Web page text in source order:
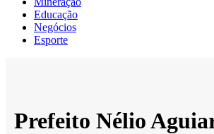
Educação
Negócios
Esporte
Prefeito Nélio